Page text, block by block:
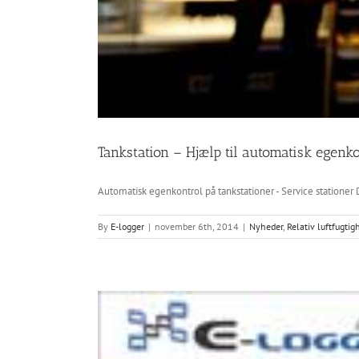
Tankstation – Hjælp til automatisk
Automatisk egenkontrol på tankstationer - Service stationer
By E-logger | november 6th, 2014 | Nyheder, Relativ